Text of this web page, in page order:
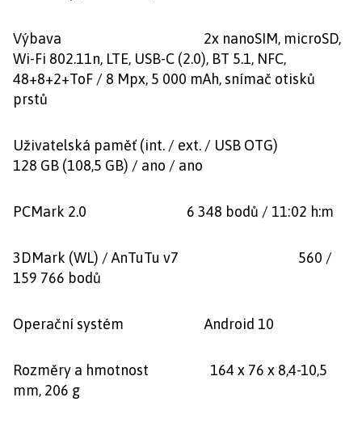
Výbava 2x nanoSIM, microSD,
Wi-Fi 802.11n, LTE, USB-C (2.0), BT 5.1, NFC,
48+8+2+ToF / 8 Mpx, 5 000 mAh, snímač otisků
prstů
Uživatelská paměť (int. / ext. / USB OTG)
128 GB (108,5 GB) / ano / ano
PCMark 2.0 6 348 bodů / 11:02 h:m
3DMark (WL) / AnTuTu v7 560 /
159 766 bodů
Operační systém Android 10
Rozměry a hmotnost 164 x 76 x 8,4-10,5
mm, 206 g